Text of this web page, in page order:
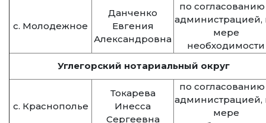
с. Молодежное
Данченко
Евгения
Александровна
по согласованию
администрацией,
мере
необходимости
Углегорский нотариальный округ
с. Краснополье
Токарева
Инесса
Сергеевна
по согласованию
администрацией,
мере